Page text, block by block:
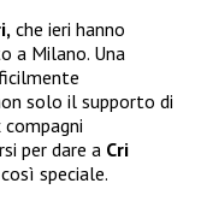
che ieri hanno
a Milano. Una
solo il supporto di
per dare a Cri
speciale.